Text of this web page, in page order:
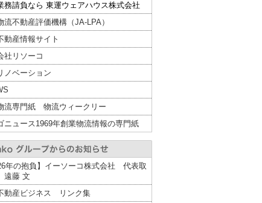
務請負なら 東運ウェアハウス株式会社
流不動産評価機構（JA-LPA）
動産情報サイト
社リソーコ
ノベーション
流専門紙 物流ウィークリー
ニュース1969年創業物流情報の専門紙
年の抱負】イーソーコ株式会社 代表取
藤 文
動産ビジネス リンク集